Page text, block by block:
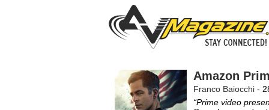
Amazon
Franco Baiocchi -
“Prime video